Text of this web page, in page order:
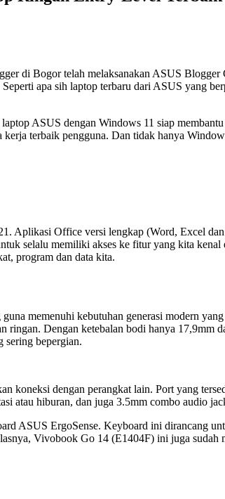
di Bogor telah melaksanakan ASUS
apa sih laptop terbaru dari ASUS yang
ASUS dengan Windows 11 siap
terbaik pengguna. Dan tidak hanya
Aplikasi Office versi lengkap (Word, Excel
selalu memiliki akses ke fitur yang kita
program dan data kita.
memenuhi kebutuhan generasi modern
ringan. Dengan ketebalan bodi hanya
sering bepergian.
koneksi dengan perangkat lain. Port yang
atau hiburan, dan juga 3.5mm combo audio
ASUS ErgoSense. Keyboard ini dirancang
Vivobook Go 14 (E1404F) ini juga sudah